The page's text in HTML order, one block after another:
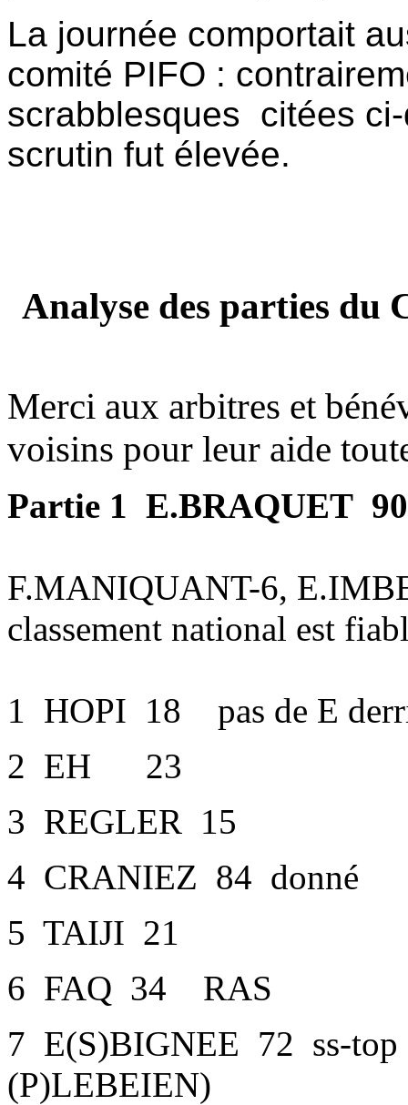
La journée comportait
comité PIFO :
scrabblesques citées
scrutin fut élevée.
Analyse des parties du
Merci aux arbitres et
voisins pour leur aide
Partie 1 E.BRAQUET
F.MANIQUANT-6,
classement national est
1 HOPI 18 pas de E
2 EH 23
3 REGLER 15
4 CRANIEZ 84 donné
5 TAIJI 21
6 FAQ 34 RAS
7 E(S)BIGNEE 72 ss-
(P)LEBEIEN)